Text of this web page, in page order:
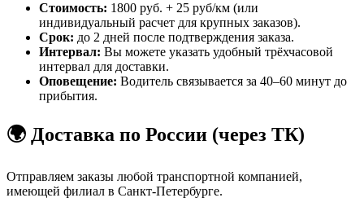
Стоимость: 1800 руб. + 25 руб/км (или
индивидуальный расчет для крупных заказов).
Срок: до 2 дней после подтверждения заказа.
Интервал: Вы можете указать удобный трёхчасовой
интервал для доставки.
Оповещение: Водитель связывается за 40–60 минут до
прибытия.
🌍 Доставка по России (через ТК)
Отправляем заказы любой транспортной компанией,
имеющей филиал в Санкт-Петербурге.